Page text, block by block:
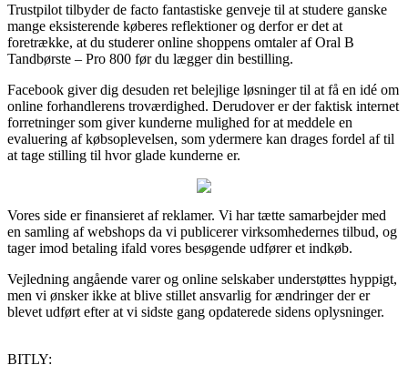
Trustpilot tilbyder de facto fantastiske genveje til at studere ganske
mange eksisterende køberes reflektioner og derfor er det at
foretrække, at du studerer online shoppens omtaler af Oral B
Tandbørste – Pro 800 før du lægger din bestilling.
Facebook giver dig desuden ret belejlige løsninger til at få en idé om
online forhandlerens troværdighed. Derudover er der faktisk internet
forretninger som giver kunderne mulighed for at meddele en
evaluering af købsoplevelsen, som ydermere kan drages fordel af til
at tage stilling til hvor glade kunderne er.
Vores side er finansieret af reklamer. Vi har tætte samarbejder med
en samling af webshops da vi publicerer virksomhedernes tilbud, og
tager imod betaling ifald vores besøgende udfører et indkøb.
Vejledning angående varer og online selskaber understøttes hyppigt,
men vi ønsker ikke at blive stillet ansvarlig for ændringer der er
blevet udført efter at vi sidste gang opdaterede sidens oplysninger.
BITLY: